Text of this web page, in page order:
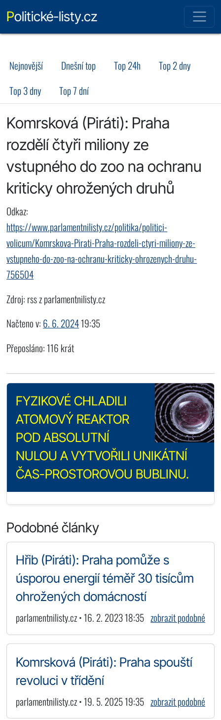
Politické-listy.cz
Nejnovější Dnešní top Top 24h
Top 2 dny
Top 3 dny
Top 7 dní
Komrsková (Piráti): Praha
rozdělí čtyři miliony ze
vstupného do zoo na ochranu
kriticky ohrožených druhů
Odkaz:
https://www.parlamentnilisty.cz/politika/politici-
volicum/Komrskova-Pirati-Praha-rozdeli-ctyri-miliony-ze-
vstupneho-do-zoo-na-ochranu-kriticky-ohrozenych-druhu-
756504
Zdroj: rss z parlamentnilisty.cz
Načteno v: 6. 6. 202419:35
Přeposláno: 116 krát
FYZIKOVÉ CHLADILI
ATOMOVÝ REAKTOR
POD ABSOLUTNÍ
NULOU A VYTVOŘILI UNIKÁTNÍ
ČAS-PROSTOROVOU BUBLINU.
Podobné články
Hřib (Piráti): Praha pomůže s
úsporou energií téměř 30 tisícům
ohrožených domácností
parlamentnilisty.cz • 16. 2. 2023 18:35 zobrazit podobné
Komrsková (Piráti): Praha spouští
revoluci v třídění
parlamentnilisty.cz • 19. 5. 2025 19:35 zobrazit podobné